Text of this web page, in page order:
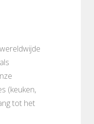
(keuken,
tot het